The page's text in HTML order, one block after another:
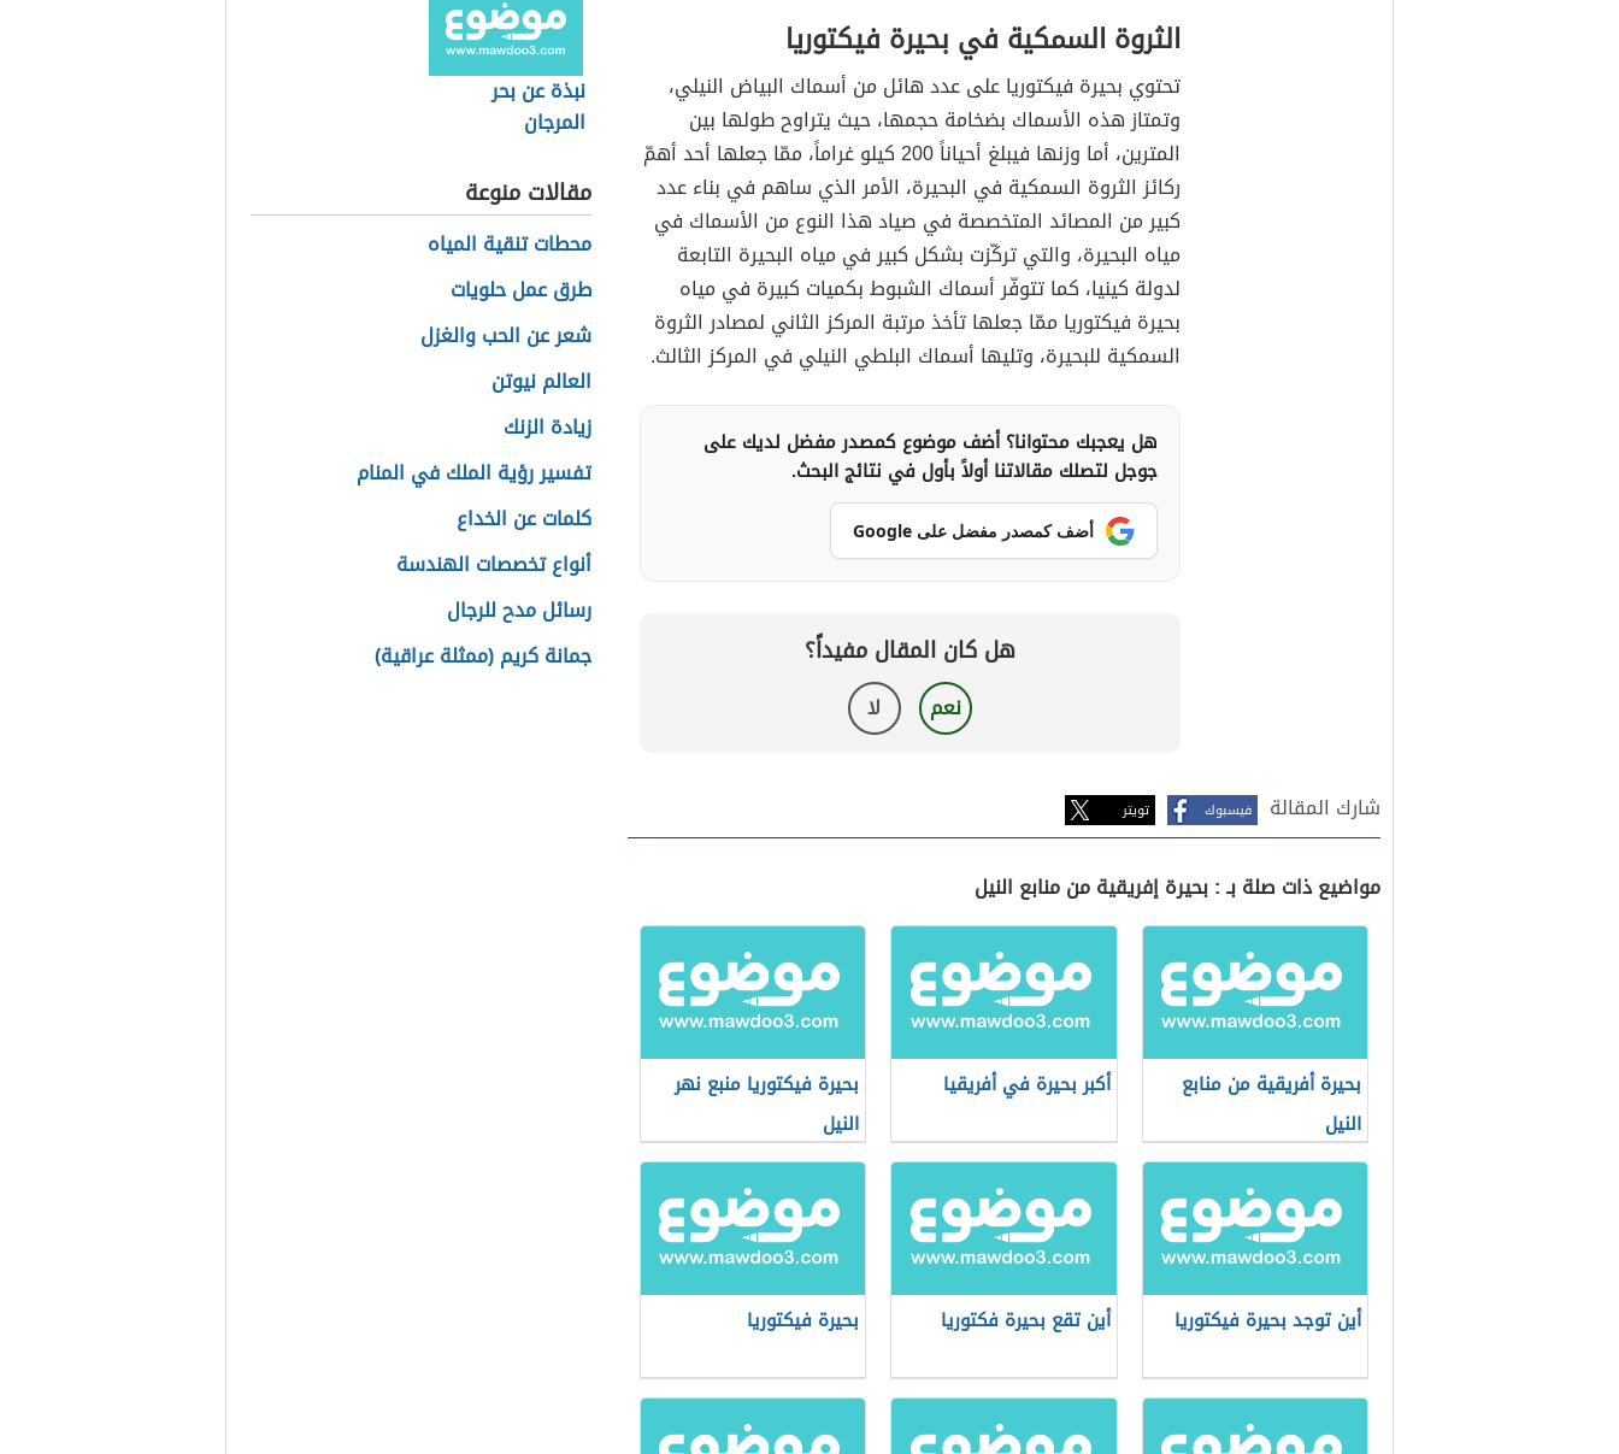
الثروة السمكية في بحيرة فيكتوريا
تحتوي بحيرة فيكتوريا على عدد هائل من أسماك البياض النيلي،
وتمتاز هذه الأسماك بضخامة حجمها، حيث يتراوح طولها بين
المترين، أما وزنها فيبلغ أحياناً 200 كيلو غراماً، ممّا جعلها أحد أهمّ
ركائز الثروة السمكية في البحيرة، الأمر الذي ساهم في بناء عدد
كبير من المصائد المتخصصة في صياد هذا النوع من الأسماك في
مياه البحيرة، والتي تركّزت بشكل كبير في مياه البحيرة التابعة
لدولة كينيا، كما تتوفّر أسماك الشبوط بكميات كبيرة في مياه
بحيرة فيكتوريا ممّا جعلها تأخذ مرتبة المركز الثاني لمصادر الثروة
السمكية للبحيرة، وتليها أسماك البلطي النيلي في المركز الثالث.
هل يعجبك محتوانا؟ أضف موضوع كمصدر مفضل لديك على
جوجل لتصلك مقالاتنا أولاً بأول في نتائج البحث.
أضف كمصدر مفضل على Google
هل كان المقال مفيداً؟
نعم لا
شارك المقالة فيسبوك تويتر
مواضيع ذات صلة بـ : بحيرة إفريقية من منابع النيل
بحيرة أفريقية من منابع
النيل
أكبر بحيرة في أفريقيا
بحيرة فيكتوريا منبع نهر
النيل
أين توجد بحيرة فيكتوريا أين تقع بحيرة فكتوريا بحيرة فيكتوريا
نبذة عن بحر
المرجان
مقالات منوعة
محطات تنقية المياه
طرق عمل حلويات
شعر عن الحب والغزل
العالم نيوتن
زيادة الزنك
تفسير رؤية الملك في المنام
كلمات عن الخداع
أنواع تخصصات الهندسة
رسائل مدح للرجال
جمانة كريم (ممثلة عراقية)